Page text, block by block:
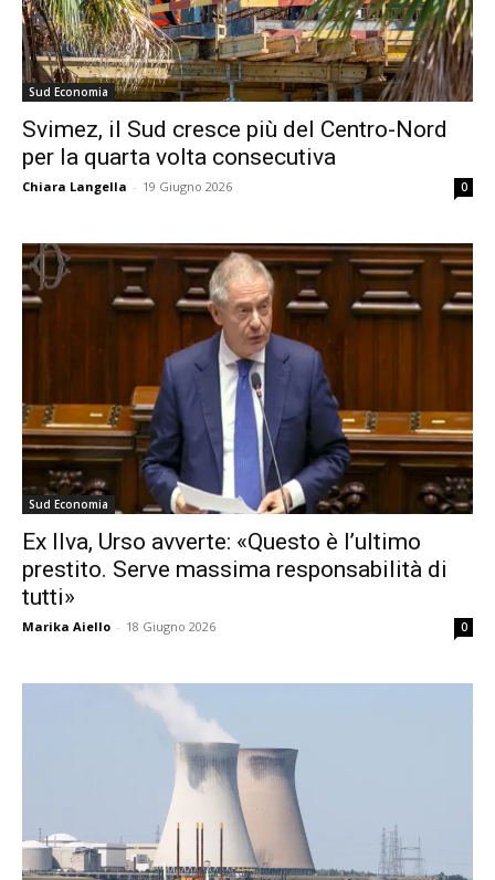
Sud Economia
Svimez, il Sud cresce più del Centro-Nord
per la quarta volta consecutiva
Chiara Langella - 19 Giugno 2026 0
Sud Economia
Ex Ilva, Urso avverte: «Questo è l’ultimo
prestito. Serve massima responsabilità di
tutti»
Marika Aiello - 18 Giugno 2026 0